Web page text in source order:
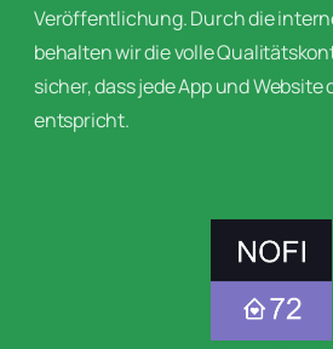
Veröffentlichung. Durch die
behalten wir die volle
sicher, dass jede App und Website
entspricht.